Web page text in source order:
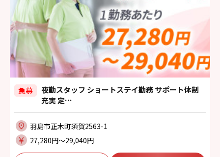
急募
夜勤スタッフ ショートステイ勤務 サポート体制
充実 定…
羽島市正木町須賀2563-1
27,280円〜29,040円